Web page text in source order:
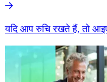
यदि आप रुचि रखते हैं, तो